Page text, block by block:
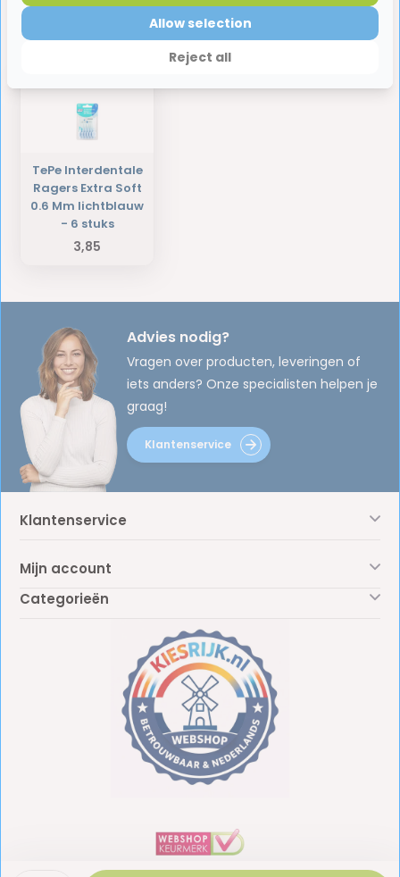
Laatst bekeken producten
TePe Interdentale
Ragers Extra Soft
0.6 Mm lichtblauw
- 6 stuks
3,85
Advies nodig?
Vragen over producten, leveringen of
iets anders? Onze specialisten helpen je
graag!
Klantenservice
Klantenservice
Mijn account
Categorieën
Reject all
Allow selection